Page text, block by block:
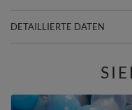
DETAILLIERTE DATEN